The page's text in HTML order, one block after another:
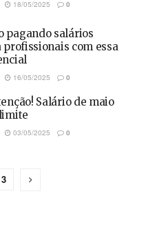
18/05/2025 0
pagando salários
com essa
16/05/2025 0
Salário de maio
03/05/2025 0
3